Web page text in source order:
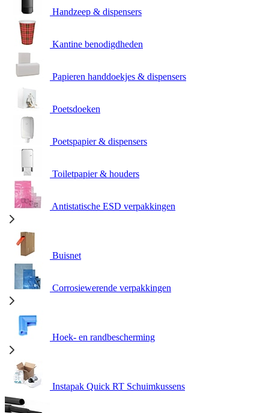
Handzeep & dispensers
Kantine benodigdheden
Papieren handdoekjes & dispensers
Poetsdoeken
Poetspapier & dispensers
Toiletpapier & houders
Antistatische ESD verpakkingen
Buisnet
Corrosiewerende verpakkingen
Hoek- en randbescherming
Instapak Quick RT Schuimkussens